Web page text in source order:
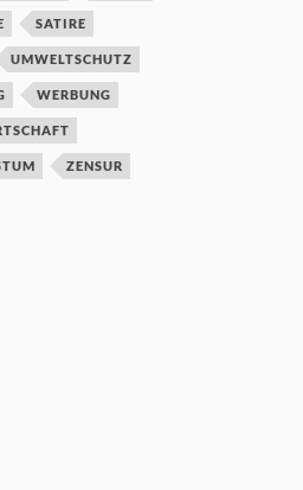
SATIRE
UMWELTSCHUTZ
WERBUNG
ZENSUR